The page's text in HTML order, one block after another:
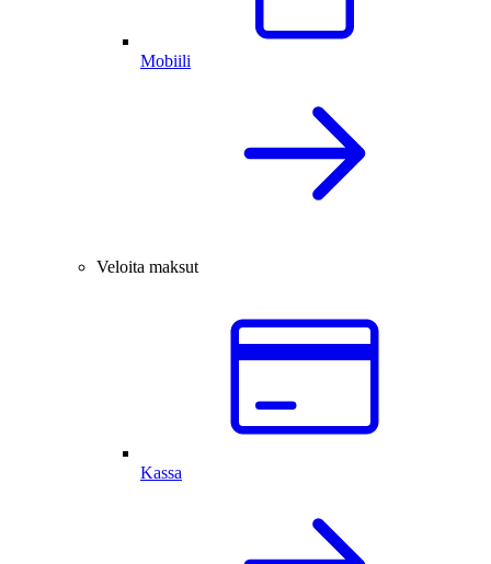
Mobiili
Veloita maksut
Kassa